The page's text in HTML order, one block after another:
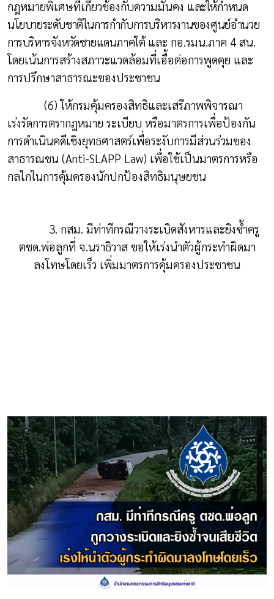
กฎหมายพิเศษที่เกี่ยวข้องกับความมั่นคง และให้กำหนด
นโยบายระดับชาติในการกำกับการบริหารงานของศูนย์อำนวย
การบริหารจังหวัดชายแดนภาคใต้และ กอ.รมน.ภาค 4 สน.
โดยเน้นการสร้างสภาวะแวดล้อมที่เอื้อต่อการพูดคุย และ
การปรึกษาสาธารณะของประชาชน
(6) ให้กรมคุ้มครองสิทธิและเสรีภาพพิจารณา
เร่งรัดการตรากฎหมาย ระเบียบ หรือมาตรการเพื่อป้องกัน
การดำเนินคดีเชิงยุทธศาสตร์เพื่อระงับการมีส่วนร่วมของ
สาธารณชน (Anti-SLAPP Law) เพื่อใช้เป็นมาตรการหรือ
กลไกในการคุ้มครองนักปกป้องสิทธิมนุษยชน
3. กสม. มีท่าทีกรณีวางระเบิดสังหารและยิงซ้ำครู
ตชด.พ่อลูกที่ จ.นราธิวาส ขอให้เร่งนำตัวผู้กระทำผิดมา
ลงโทษโดยเร็ว เพิ่มมาตรการคุ้มครองประชาชน